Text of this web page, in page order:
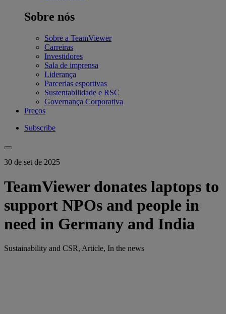
Sobre nós
Sobre a TeamViewer
Carreiras
Investidores
Sala de imprensa
Liderança
Parcerias esportivas
Sustentabilidade e RSC
Governança Corporativa
Preços
Subscribe
30 de set de 2025
TeamViewer donates laptops to
support NPOs and people in
need in Germany and India
Sustainability and CSR, Article, In the news